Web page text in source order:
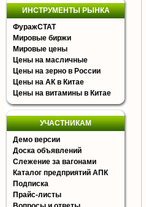
ИНСТРУМЕНТЫ РЫНКА
ФуражСТАТ
Мировые биржи
Мировые цены
Цены на масличные
Цены на зерно в России
Цены на АК в Китае
Цены на витамины в Китае
УЧАСТНИКАМ
Демо версии
Доска объявлений
Слежение за вагонами
Каталог предприятий АПК
Подписка
Прайс-листы